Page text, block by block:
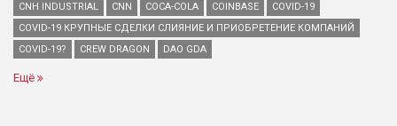
CNH INDUSTRIAL
CNN COCA-COLA COINBASE
COVID-19
COVID-19 КРУПНЫЕ СДЕЛКИ СЛИЯНИЕ И ПРИОБРЕТЕНИЕ КОМПАНИЙ
COVID-19?
CREW DRAGON DAO GDA
Ещё